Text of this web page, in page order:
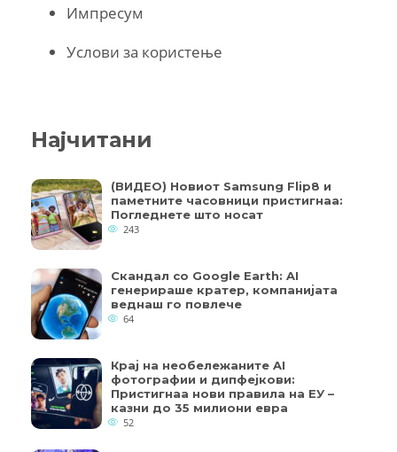
Импресум
Услови за користење
Најчитани
(ВИДЕО) Новиот Samsung Flip8 и
паметните часовници пристигнаа:
Погледнете што носат
243
Скандал со Google Earth: AI
генерираше кратер, компанијата
веднаш го повлече
64
Крај на необележаните AI
фотографии и дипфејкови:
Пристигнаа нови правила на ЕУ –
казни до 35 милиони евра
52